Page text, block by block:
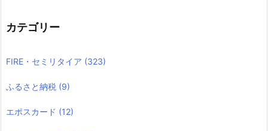
カテゴリー
FIRE・セミリタイア (323)
ふるさと納税 (9)
エポスカード (12)